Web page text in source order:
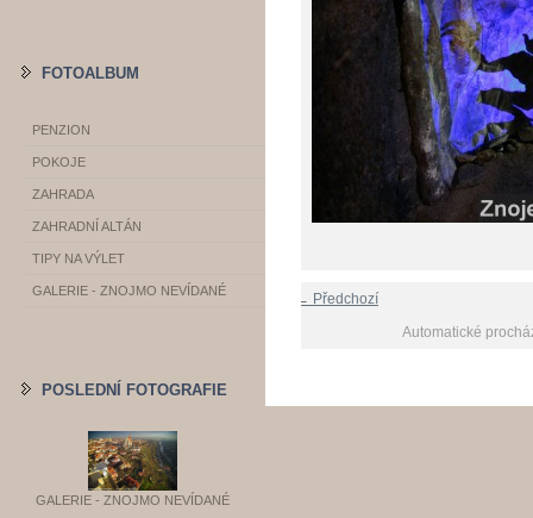
← Předchozí
Automatické
FOTOALBUM
PENZION
POKOJE
ZAHRADA
ZAHRADNÍ ALTÁN
TIPY NA VÝLET
GALERIE - ZNOJMO NEVÍDANÉ
POSLEDNÍ FOTOGRAFIE
GALERIE - ZNOJMO NEVÍDANÉ